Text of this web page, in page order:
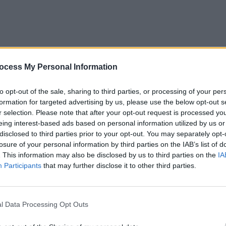
My Personal Information
opt-out of the sale, sharing to third parties, or processing of your
for targeted advertising by us, please use the below opt-out
selection. Please note that after your opt-out request is processed
interest-based ads based on personal information utilized by us
to third parties prior to your opt-out. You may separately
of your personal information by third parties on the IAB’s list of
This information may also be disclosed by us to third parties on the
Participants that may further disclose it to other third parties.
Data Processing Opt Outs
liniștit al micuțului tău.
calitate
esențială pentru dezvoltarea lor sănătoasă. O
vital pentru creșterea și dezvoltarea copiilor. În
de sănătate, cum ar fi durerile de spate sau
copii
aspecte pe care trebuie să le iei în